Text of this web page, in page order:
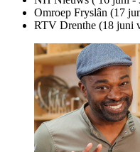
Omroep Fryslân (17
RTV Drenthe (18 juni